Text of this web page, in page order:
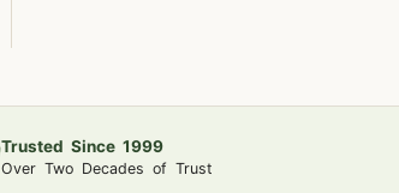
Trusted Since 1999
Over Two Decades of Trust